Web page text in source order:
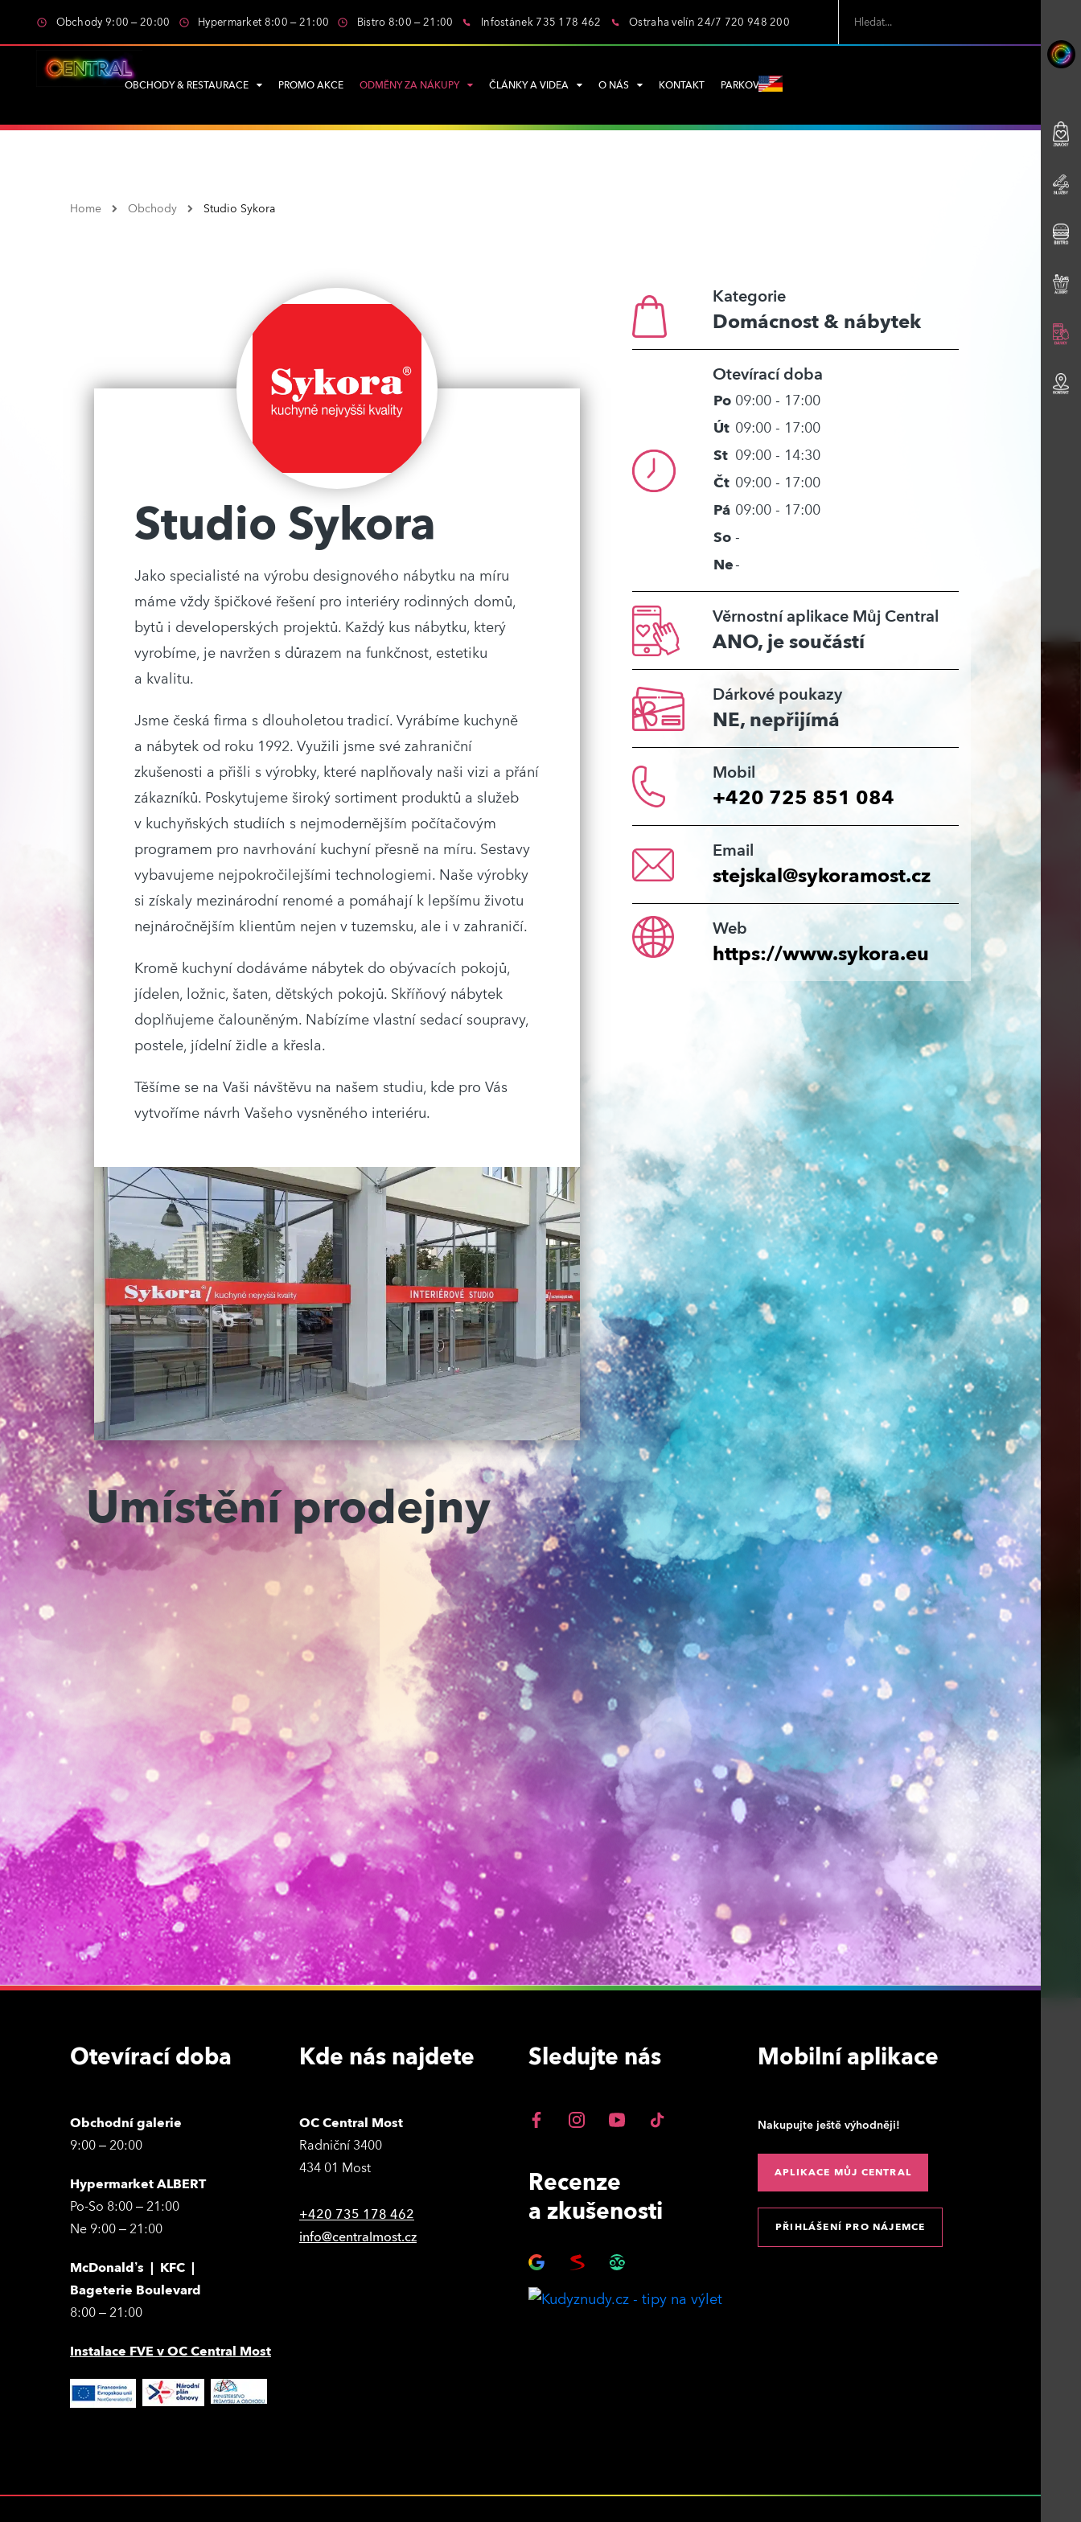
Obchody 9:00 – 20:00 Hypermarket 8:00 – 21:00 Bistro 8:00 – 21:00 Infostánek 735 178 462 Ostraha velín 24/7 720 948 200
OBCHODY & RESTAURACE PROMO AKCE ODMĚNY ZA NÁKUPY ČLÁNKY A VIDEA O NÁS KONTAKT PARKOVÁNÍ
Home Obchody Studio Sykora
Studio Sykora
Jako specialisté na výrobu designového nábytku na míru
máme vždy špičkové řešení pro interiéry rodinných domů,
bytů i developerských projektů. Každý kus nábytku, který
vyrobíme, je navržen s důrazem na funkčnost, estetiku
a kvalitu.
Jsme česká firma s dlouholetou tradicí. Vyrábíme kuchyně
a nábytek od roku 1992. Využili jsme své zahraniční
zkušenosti a přišli s výrobky, které naplňovaly naši vizi a přání
zákazníků. Poskytujeme široký sortiment produktů a služeb
v kuchyňských studiích s nejmodernějším počítačovým
programem pro navrhování kuchyní přesně na míru. Sestavy
vybavujeme nejpokročilejšími technologiemi. Naše výrobky
si získaly mezinárodní renomé a pomáhají k lepšímu životu
nejnáročnějším klientům nejen v tuzemsku, ale i v zahraničí.
Kromě kuchyní dodáváme nábytek do obývacích pokojů,
jídelen, ložnic, šaten, dětských pokojů. Skříňový nábytek
doplňujeme čalouněným. Nabízíme vlastní sedací soupravy,
postele, jídelní židle a křesla.
Těšíme se na Vaši návštěvu na našem studiu, kde pro Vás
vytvoříme návrh Vašeho vysněného interiéru.
Umístění prodejny
Kategorie
Domácnost & nábytek
Otevírací doba
Po 09:00 - 17:00
Út 09:00 - 17:00
St 09:00 - 14:30
Čt 09:00 - 17:00
Pá 09:00 - 17:00
So -
Ne-
Věrnostní aplikace Můj Central
ANO, je součástí
Dárkové poukazy
NE, nepřijímá
Mobil
+420 725 851 084
Email
stejskal@sykoramost.cz
Web
https://www.sykora.eu
Otevírací doba
Obchodní galerie
9:00 – 20:00
Hypermarket ALBERT
Po-So 8:00 – 21:00
Ne 9:00 – 21:00
McDonald’s | KFC |
Bageterie Boulevard
8:00 – 21:00
Instalace FVE v OC Central Most
Kde nás najdete
OC Central Most
Radniční 3400
434 01 Most
+420 735 178 462
info@centralmost.cz
Sledujte nás
Recenze
a zkušenosti
Mobilní aplikace
Nakupujte ještě výhodněji!
APLIKACE MŮJ CENTRAL
PŘIHLÁŠENÍ PRO NÁJEMCE